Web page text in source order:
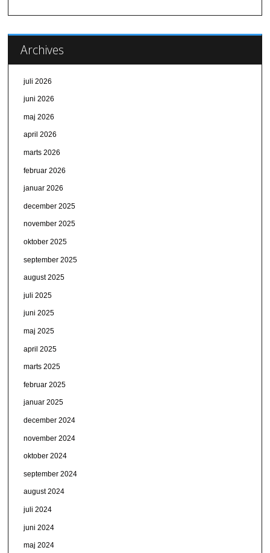
Archives
juli 2026
juni 2026
maj 2026
april 2026
marts 2026
februar 2026
januar 2026
december 2025
november 2025
oktober 2025
september 2025
august 2025
juli 2025
juni 2025
maj 2025
april 2025
marts 2025
februar 2025
januar 2025
december 2024
november 2024
oktober 2024
september 2024
august 2024
juli 2024
juni 2024
maj 2024